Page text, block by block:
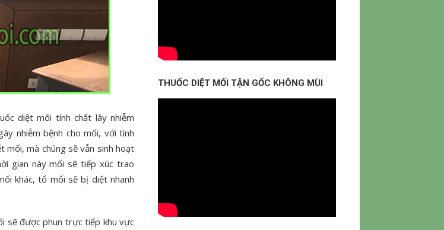
diệt mối tính chất lây nhiễm
nhiễm bệnh cho mối, với tính
mối, mà chúng sẽ vẫn sinh hoạt
gian này mối sẽ tiếp xúc trao
khác, tổ mối sẽ bị diệt nhanh
sẽ được phun trực tiếp khu vực
THUỐC DIỆT MỐI TẬN GỐC KHÔNG MÙI